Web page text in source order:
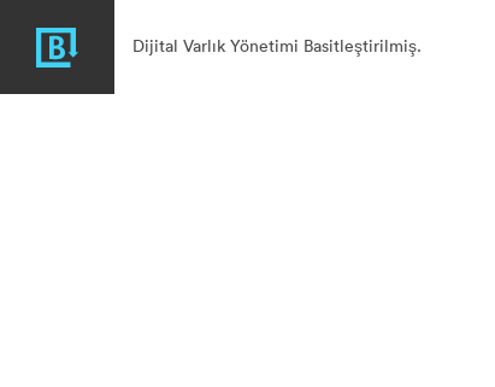
Dijital Varlık Yönetimi Basitleştirilmiş.